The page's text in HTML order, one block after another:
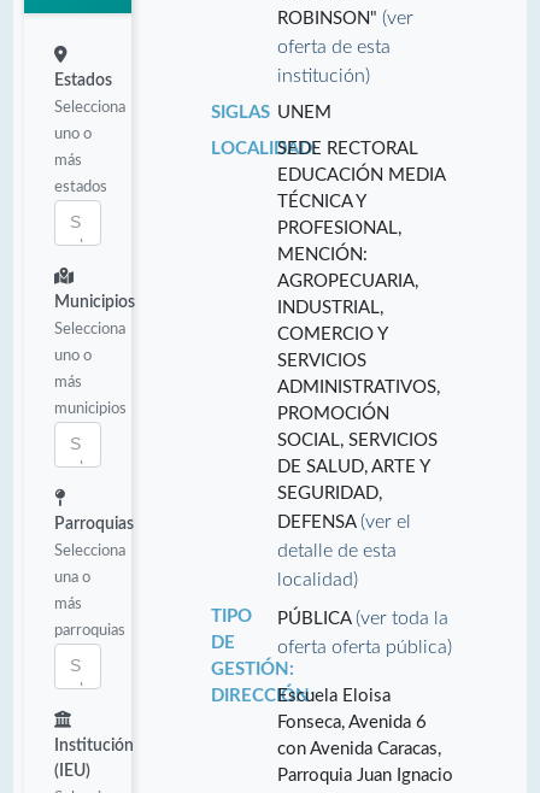
Estados
Selecciona
uno o
más
estados
Municipios
Selecciona
uno o
más
municipios
Parroquias
Selecciona
una o
más
parroquias
Institución
(IEU)
ROBINSON"(ver
oferta de esta
institución)
SIGLAS UNEM
LOCALIDAD:SEDE RECTORAL
EDUCACIÓN MEDIA
TÉCNICA Y
PROFESIONAL,
MENCIÓN:
AGROPECUARIA,
INDUSTRIAL,
COMERCIO Y
SERVICIOS
ADMINISTRATIVOS,
PROMOCIÓN
SOCIAL, SERVICIOS
DE SALUD, ARTE Y
SEGURIDAD,
DEFENSA(ver el
detalle de esta
localidad)
TIPO
DE
GESTIÓN:
PÚBLICA(ver toda la
oferta oferta pública)
DIRECCIÓN:Escuela Eloisa
Fonseca, Avenida 6
con Avenida Caracas,
Parroquia Juan Ignacio